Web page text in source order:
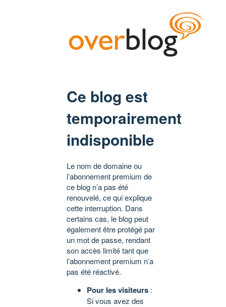
Ce blog est
temporairement
indisponible
Le nom de domaine ou
l’abonnement premium de
ce blog n’a pas été
renouvelé, ce qui explique
cette interruption. Dans
certains cas, le blog peut
également être protégé par
un mot de passe, rendant
son accès limité tant que
l’abonnement premium n’a
pas été réactivé.
Pour les visiteurs :
Si vous avez des